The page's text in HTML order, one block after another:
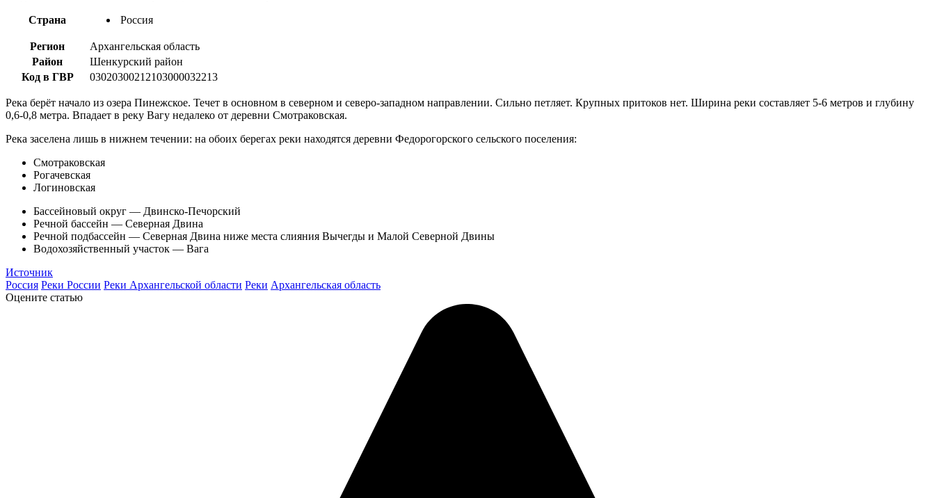
Страна Россия
Регион
Архангельская область
Район
Шенкурский район
Код в ГВР
03020300212103000032213
Река берёт начало из озера Пинежское. Течет в основном в северном и северо-западном направлении. Сильно петляет. Крупных притоков нет. Ширина реки составляет 5-6 метров и глубину
0,6-0,8 метра. Впадает в реку Вагу недалеко от деревни Смотраковская.
Река заселена лишь в нижнем течении: на обоих берегах реки находятся деревни Федорогорского сельского поселения:
Смотраковская
Рогачевская
Логиновская
Бассейновый округ — Двинско-Печорский
Речной бассейн — Северная Двина
Речной подбассейн — Северная Двина ниже места слияния Вычегды и Малой Северной Двины
Водохозяйственный участок — Вага
Источник
Россия Реки России Реки Архангельской области Реки Архангельская область
Оцените статью